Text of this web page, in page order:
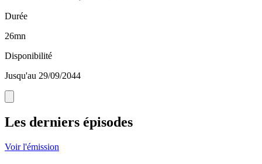
Durée
26mn
Disponibilité
Jusqu'au 29/09/2044
Les derniers épisodes
Voir l'émission